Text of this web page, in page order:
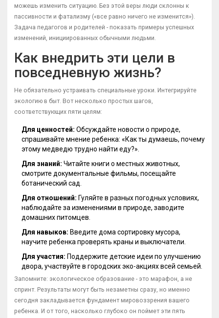
можешь изменить ситуацию. Без этой веры люди склонны к
пассивности и фатализму («все равно ничего не изменится»).
Задача педагогов и родителей - показать примеры успешных
изменений, инициированных обычными людьми.
Как внедрить эти цели в
повседневную жизнь?
Не обязательно устраивать специальные уроки. Интегрируйте
экологию в быт. Вот несколько простых шагов,
соответствующих пяти целям:
Для ценностей: Обсуждайте новости о природе,
спрашивайте мнение ребенка: «Как ты думаешь, почему
этому медведю трудно найти еду?».
Для знаний: Читайте книги о местных животных,
смотрите документальные фильмы, посещайте
ботанический сад.
Для отношений: Гуляйте в разных погодных условиях,
наблюдайте за изменениями в природе, заводите
домашних питомцев.
Для навыков: Введите дома сортировку мусора,
научите ребенка проверять краны и выключатели.
Для участия: Поддержите детские идеи по улучшению
двора, участвуйте в городских эко-акциях всей семьей.
Запомните: экологическое образование - это марафон, а не
спринт. Результаты могут быть незаметны сразу, но именно
сегодня закладывается фундамент мировоззрения вашего
ребенка. И от того, насколько глубоко он поймет эти пять